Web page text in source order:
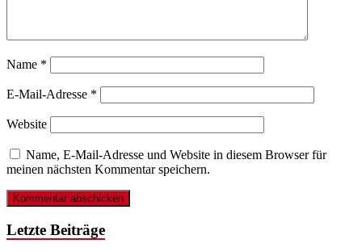
Name *
E-Mail-Adresse *
Website
Name, E-Mail-Adresse und Website in diesem Browser für
meinen nächsten Kommentar speichern.
Letzte Beiträge